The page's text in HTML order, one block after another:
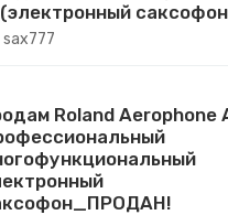
sax777
Roland Aerophone